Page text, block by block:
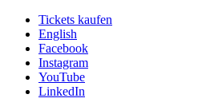
Tickets kaufen
English
Facebook
Instagram
YouTube
LinkedIn